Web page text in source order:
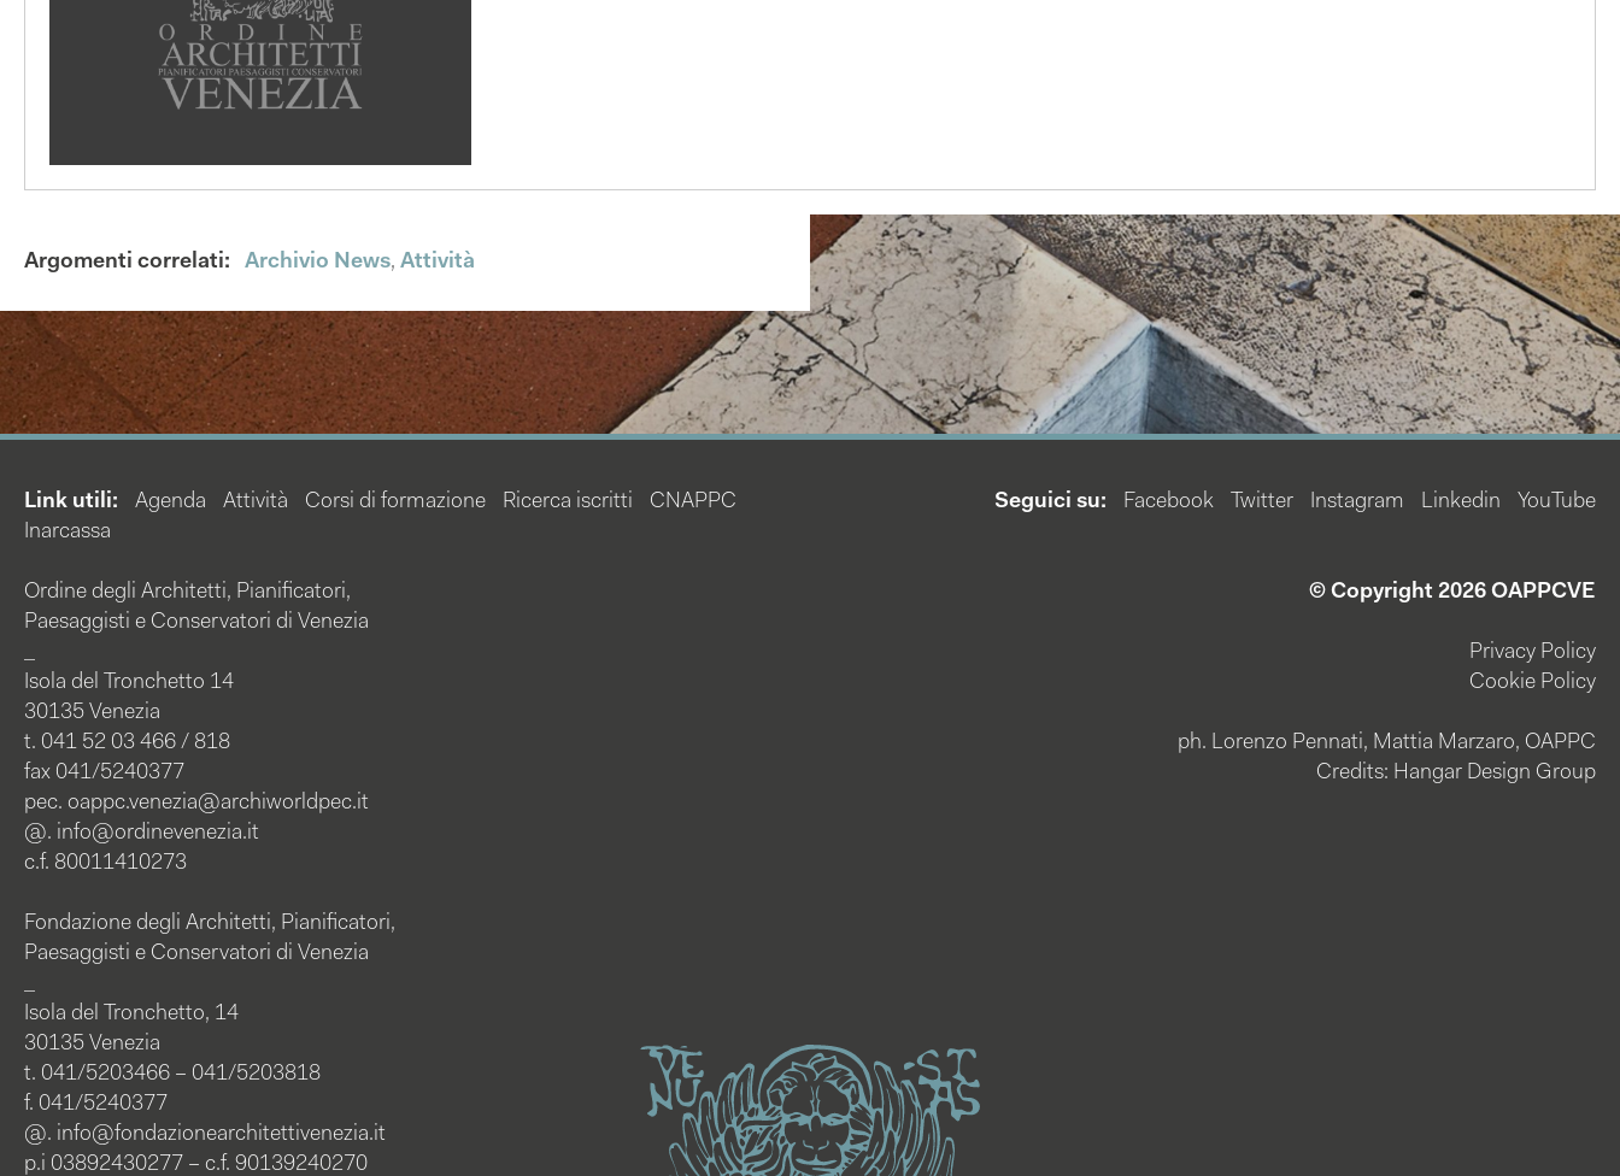
Argomenti correlati: Archivio News, Attività
Link utili: Agenda Attività Corsi di formazione Ricerca iscritti
CNAPPC
Inarcassa
Ordine degli Architetti, Pianificatori,
Paesaggisti e Conservatori di Venezia
Isola del Tronchetto 14
30135 Venezia
t. 041 52 03 466 / 818
fax 041/5240377
pec. oappc.venezia@archiworldpec.it
@. info@ordinevenezia.it
c.f. 80011410273
Fondazione degli Architetti, Pianificatori,
Paesaggisti e Conservatori di Venezia
Isola del Tronchetto, 14
30135 Venezia
t. 041/5203466 – 041/5203818
f. 041/5240377
@. info@fondazionearchitettivenezia.it
p.i 03892430277 – c.f. 90139240270
Seguici su: Facebook Twitter Instagram Linkedin YouTube
© Copyright 2026 OAPPCVE
Privacy Policy
Cookie Policy
ph. Lorenzo Pennati, Mattia Marzaro, OAPPC
Credits: Hangar Design Group